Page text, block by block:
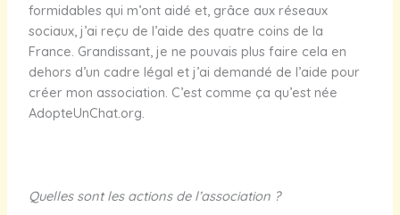
formidables qui m’ont aidé et, grâce aux réseaux
sociaux, j’ai reçu de l’aide des quatre coins de la
France. Grandissant, je ne pouvais plus faire cela en
dehors d’un cadre légal et j’ai demandé de l’aide pour
créer mon association. C’est comme ça qu’est née
AdopteUnChat.org.
Quelles sont les actions de l’association ?